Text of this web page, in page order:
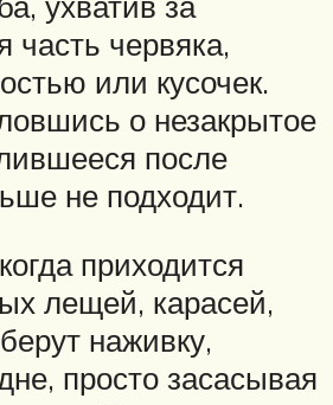
червяка,
или кусочек.
о незакрытое
после
не подходит.
приходится
лещей, карасей,
наживку,
просто засасывая